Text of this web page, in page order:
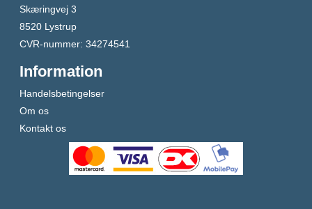
Skæringvej 3
8520 Lystrup
CVR-nummer: 34274541
Information
Handelsbetingelser
Om os
Kontakt os